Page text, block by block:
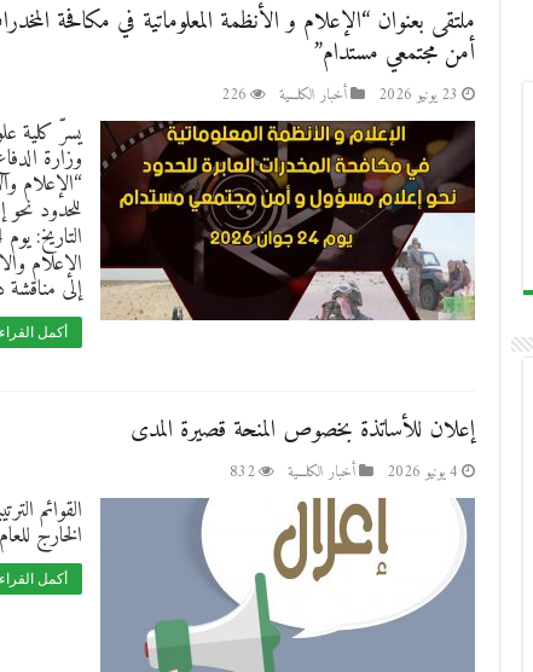
ملتقى بعنوان “الإعلام و الأنظمة المعلوماتية في مكافحة
أمن مجتمعي مستدام”
23 يونيو 2026 أخبار الكلـــية 226
يسرّ كلية
وزارة
“الإعلام
للحدود
التاريخ: يوم 24 جوان 2026
إلى
أكمل
إعلان للأساتذة بخصوص المنحة قصيرة المدى
4 يونيو 2026 أخبار الكلـــية 832
القوائم
الخارج للعام
أكمل